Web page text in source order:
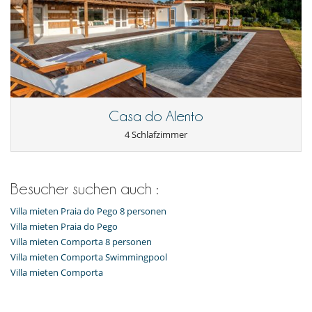
Casa do Alento
4 Schlafzimmer
Besucher suchen auch :
Villa mieten Praia do Pego 8 personen
Villa mieten Praia do Pego
Villa mieten Comporta 8 personen
Villa mieten Comporta Swimmingpool
Villa mieten Comporta